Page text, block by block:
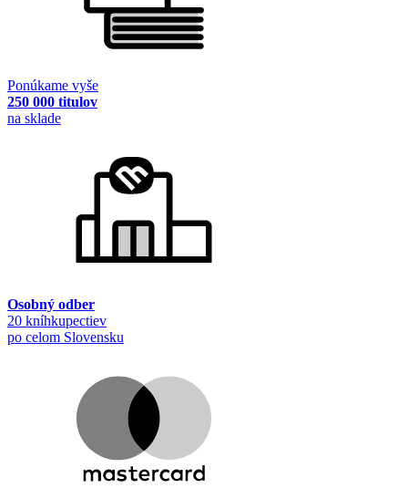
Ponúkame vyše
250 000 titulov
na sklade
Osobný odber
20 kníhkupectiev
po celom Slovensku